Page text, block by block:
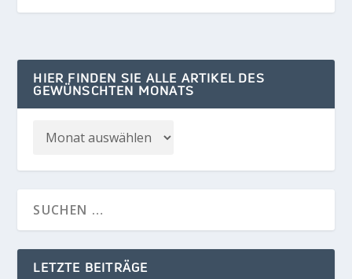
HIER FINDEN SIE ALLE ARTIKEL DES
GEWÜNSCHTEN MONATS
LETZTE BEITRÄGE